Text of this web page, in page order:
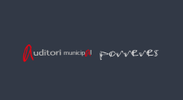
contenido
principal